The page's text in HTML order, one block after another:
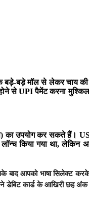
बड़े मॉल से लेकर चाय
से UPI पैमेंट करना मुश्किल
का उपयोग कर सकते
किया गया था,
आपको भाषा सिलेक्ट
कार्ड के आखिरी छह